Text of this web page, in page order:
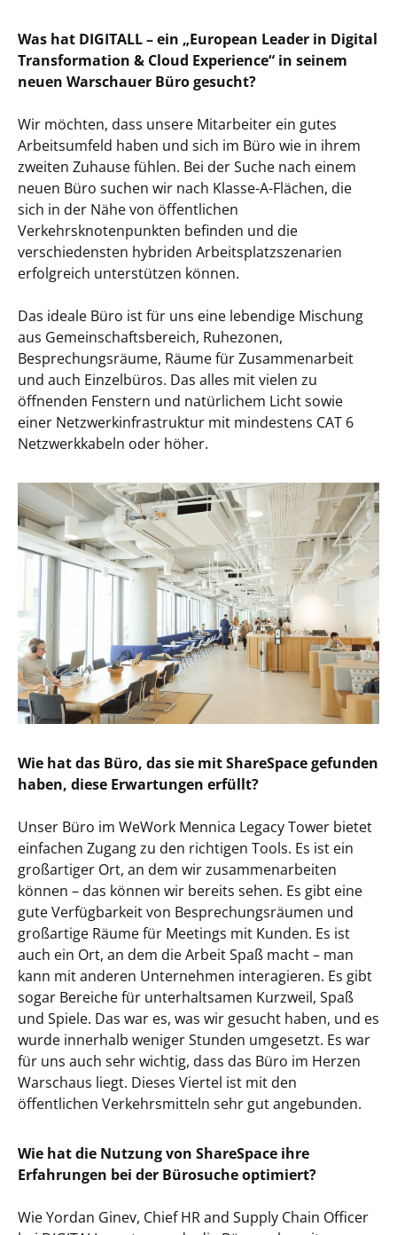
Was hat DIGITALL – ein „European Leader in Digital
Transformation & Cloud Experience“ in seinem
neuen Warschauer Büro gesucht?
Wir möchten, dass unsere Mitarbeiter ein gutes
Arbeitsumfeld haben und sich im Büro wie in ihrem
zweiten Zuhause fühlen. Bei der Suche nach einem
neuen Büro suchen wir nach Klasse-A-Flächen, die
sich in der Nähe von öffentlichen
Verkehrsknotenpunkten befinden und die
verschiedensten hybriden Arbeitsplatzszenarien
erfolgreich unterstützen können.
Das ideale Büro ist für uns eine lebendige Mischung
aus Gemeinschaftsbereich, Ruhezonen,
Besprechungsräume, Räume für Zusammenarbeit
und auch Einzelbüros. Das alles mit vielen zu
öffnenden Fenstern und natürlichem Licht sowie
einer Netzwerkinfrastruktur mit mindestens CAT 6
Netzwerkkabeln oder höher.
Wie hat das Büro, das sie mit ShareSpace gefunden
haben, diese Erwartungen erfüllt?
Unser Büro im WeWork Mennica Legacy Tower bietet
einfachen Zugang zu den richtigen Tools. Es ist ein
großartiger Ort, an dem wir zusammenarbeiten
können – das können wir bereits sehen. Es gibt eine
gute Verfügbarkeit von Besprechungsräumen und
großartige Räume für Meetings mit Kunden. Es ist
auch ein Ort, an dem die Arbeit Spaß macht – man
kann mit anderen Unternehmen interagieren. Es gibt
sogar Bereiche für unterhaltsamen Kurzweil, Spaß
und Spiele. Das war es, was wir gesucht haben, und es
wurde innerhalb weniger Stunden umgesetzt. Es war
für uns auch sehr wichtig, dass das Büro im Herzen
Warschaus liegt. Dieses Viertel ist mit den
öffentlichen Verkehrsmitteln sehr gut angebunden.
Wie hat die Nutzung von ShareSpace ihre
Erfahrungen bei der Bürosuche optimiert?
Wie Yordan Ginev, Chief HR and Supply Chain Officer